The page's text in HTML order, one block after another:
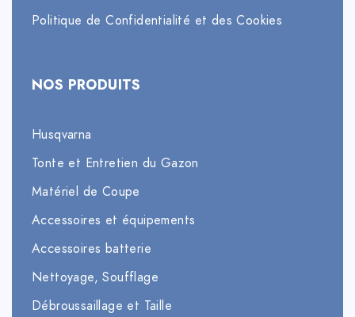
Politique de Confidentialité et des Cookies
NOS PRODUITS
Husqvarna
Tonte et Entretien du Gazon
Matériel de Coupe
Accessoires et équipements
Accessoires batterie
Nettoyage, Soufflage
Débroussaillage et Taille